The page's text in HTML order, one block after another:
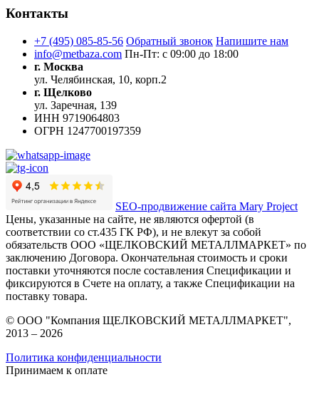
Контакты
+7 (495) 085-85-56 Обратный звонок Напишите нам
info@metbaza.com Пн-Пт: с 09:00 до 18:00
г. Москва
ул. Челябинская, 10, корп.2
г. Щелково
ул. Заречная, 139
ИНН 9719064803
ОГРН 1247700197359
SEO-продвижение сайта Mary Project
Цены, указанные на сайте, не являются офертой (в
соответствии со ст.435 ГК РФ), и не влекут за собой
обязательств ООО «ЩЕЛКОВСКИЙ МЕТАЛЛМАРКЕТ» по
заключению Договора. Окончательная стоимость и сроки
поставки уточняются после составления Спецификации и
фиксируются в Счете на оплату, а также Спецификации на
поставку товара.
© ООО "Компания ЩЕЛКОВСКИЙ МЕТАЛЛМАРКЕТ",
2013 – 2026
Политика конфиденциальности
Принимаем к оплате